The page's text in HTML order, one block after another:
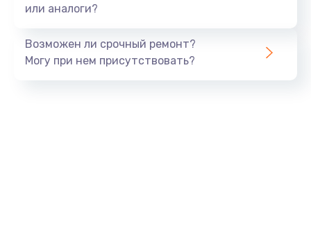
или аналоги?
Возможен ли срочный ремонт?
Могу при нем присутствовать?